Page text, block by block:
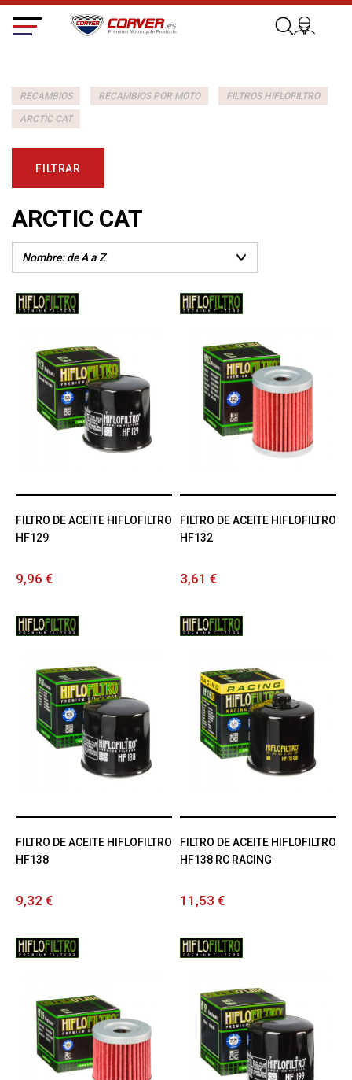
RECAMBIOS RECAMBIOS POR MOTO FILTROS HIFLOFILTRO
ARCTIC CAT
FILTRAR
ARCTIC CAT
FILTRO DE ACEITE HIFLOFILTRO
HF129
9,96 €
FILTRO DE ACEITE HIFLOFILTRO
HF132
3,61 €
FILTRO DE ACEITE HIFLOFILTRO
HF138
9,32 €
FILTRO DE ACEITE HIFLOFILTRO
HF138 RC RACING
11,53 €